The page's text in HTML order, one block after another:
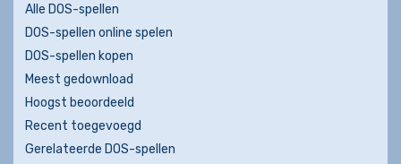
Alle DOS-spellen
DOS-spellen online spelen
DOS-spellen kopen
Meest gedownload
Hoogst beoordeeld
Recent toegevoegd
Gerelateerde DOS-spellen